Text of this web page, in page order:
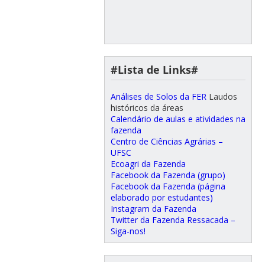
#Lista de Links#
Análises de Solos da FER Laudos
históricos da áreas
Calendário de aulas e atividades na
fazenda
Centro de Ciências Agrárias –
UFSC
Ecoagri da Fazenda
Facebook da Fazenda (grupo)
Facebook da Fazenda (página
elaborado por estudantes)
Instagram da Fazenda
Twitter da Fazenda Ressacada –
Siga-nos!